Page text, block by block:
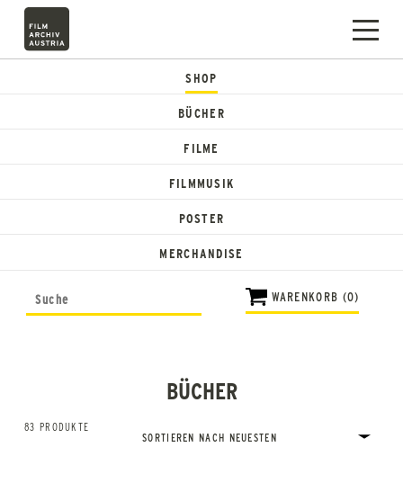
SHOP
BÜCHER
FILME
FILMMUSIK
POSTER
MERCHANDISE
WARENKORB (0)
BÜCHER
83 PRODUKTE